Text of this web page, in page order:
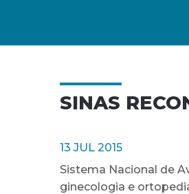
SINAS
13 JUL 2015
Sistema Nacional de
ginecologia e